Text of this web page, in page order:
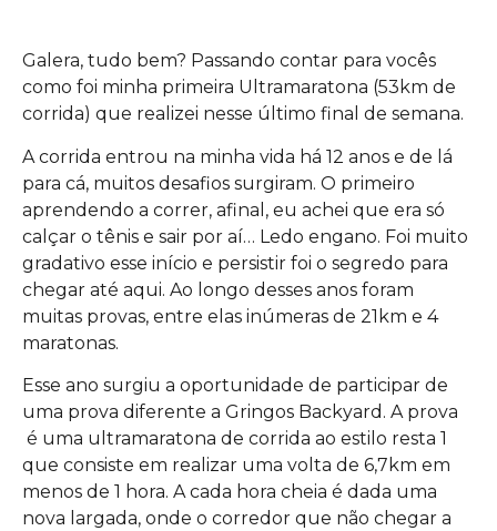
Galera, tudo bem? Passando contar para vocês
como foi minha primeira Ultramaratona (53km de
corrida) que realizei nesse último final de semana.
A corrida entrou na minha vida há 12 anos e de lá
para cá, muitos desafios surgiram. O primeiro
aprendendo a correr, afinal, eu achei que era só
calçar o tênis e sair por aí… Ledo engano. Foi muito
gradativo esse início e persistir foi o segredo para
chegar até aqui. Ao longo desses anos foram
muitas provas, entre elas inúmeras de 21km e 4
maratonas.
Esse ano surgiu a oportunidade de participar de
uma prova diferente a Gringos Backyard. A prova
é uma ultramaratona de corrida ao estilo resta 1
que consiste em realizar uma volta de 6,7km em
menos de 1 hora. A cada hora cheia é dada uma
nova largada, onde o corredor que não chegar a